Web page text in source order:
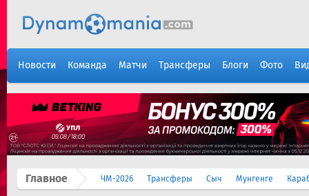
Новости Команда Матчи Трансферы Блоги Фото
Главное ЧМ-2026 Трансферы Сыч Мунгенге